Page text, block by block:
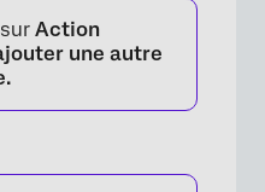
Action
une autre